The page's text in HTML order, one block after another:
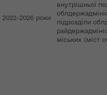
2022-2026 роки
внутрішньої
підрозділи
міських (міст